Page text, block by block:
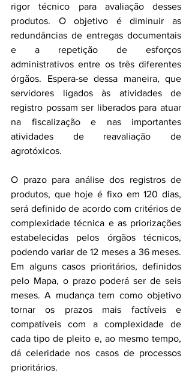
rigor técnico para avaliação desses
produtos. O objetivo é diminuir as
redundâncias de entregas documentais
e a repetição de esforços
administrativos entre os três diferentes
órgãos. Espera-se dessa maneira, que
servidores ligados às atividades de
registro possam ser liberados para atuar
na fiscalização e nas importantes
atividades de reavaliação de
agrotóxicos.
O prazo para análise dos registros de
produtos, que hoje é fixo em 120 dias,
será definido de acordo com critérios de
complexidade técnica e as priorizações
estabelecidas pelos órgãos técnicos,
podendo variar de 12 meses a 36 meses.
Em alguns casos prioritários, definidos
pelo Mapa, o prazo poderá ser de seis
meses. A mudança tem como objetivo
tornar os prazos mais factíveis e
compatíveis com a complexidade de
cada tipo de pleito e, ao mesmo tempo,
dá celeridade nos casos de processos
prioritários.